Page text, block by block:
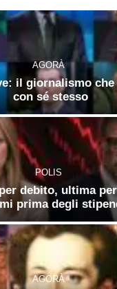
AGORÀ
il giornalismo
con sé stesso
POLIS
debito, ultima
prima degli
AGORÀ